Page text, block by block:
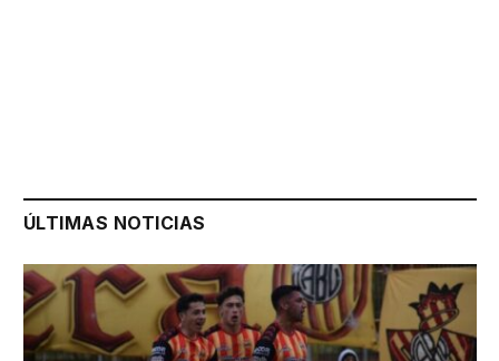
ÚLTIMAS NOTICIAS